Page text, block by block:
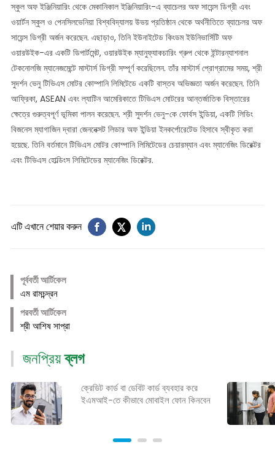
স্কুল অফ ইঞ্জিনিয়ারিং থেকে মেকানিকাল ইঞ্জিনিয়ারিং-এ ব্যাচেলর অফ সায়েন্স ডিগ্রী এবং
ওয়ার্টন স্কুল ও পেনসিলভেনিয়া বিশ্ববিদ্যালয় উভয় প্রতিষ্ঠান থেকে অর্থনীতিতে ব্যাচেলর অফ
সায়েন্স ডিগ্রী অর্জন করেছেন. এছাড়াও, তিনি ইউনাইটেড কিংডম ইউনিভার্সিটি অফ
ওয়ারউইক-এর একটি ডিপার্টমেন্ট, ওয়ারউইক ম্যানুফ্যাকচারিং গ্রুপ থেকে ইন্টারন্যাশনাল
টেকনোলজি ম্যানেজমেন্টে মাস্টার্স ডিগ্রী সম্পূর্ণ করেছিলেন. তাঁর মাস্টার্স প্রোগ্রামের সময়, শ্রী
সুদর্শন ভেনু টিভিএস মোটর কোম্পানি লিমিটেডে একটি বাস্তব অভিজ্ঞতা অর্জন করেছেন. তিনি
আফ্রিকা, ASEAN এবং ল্যাটিন আমেরিকাতে টিভিএস মোটরের আন্তর্জাতিক বিস্তারের
ক্ষেত্রে গুরুত্বপূর্ণ ভূমিকা পালন করেছেন. শ্রী সুদর্শন ভেনু-কে ফোর্বস ইন্ডিয়া, একটি লিডিং
বিজনেস ম্যাগাজিন দ্বারা জেননেক্সট লিডার অফ ইন্ডিয়া ইনকর্পোরেটেড হিসাবে স্বীকৃত করা
হয়েছে. তিনি বর্তমানে টিভিএস মোটর কোম্পানি লিমিটেডের চেয়ারম্যান এবং ম্যানেজিং ডিরেক্টর
এবং টিভিএস হোল্ডিংস লিমিটেডের ম্যানেজিং ডিরেক্টর.
এটি এখানে শেয়ার করুন
পূর্ববর্তী আর্টিকেল
এম রামচন্দ্রন
পরবর্তী আর্টিকেল
শ্রী আশিষ সাপ্রা
জনপ্রিয়ব্লগ
ক্রেডিট কার্ড বা ডেবিট কার্ড ব্যবহার করে
ইএমআই-তে কীভাবে মোবাইল ফোন কিনবেন